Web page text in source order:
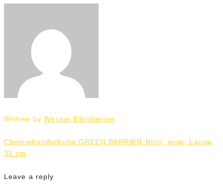
Written byWerner Eibisberger
Beitrags-
Navigation
Chemiehandschuhe GREEN BARRIER Nitril, grün, Länge
32 cm
Leave a reply